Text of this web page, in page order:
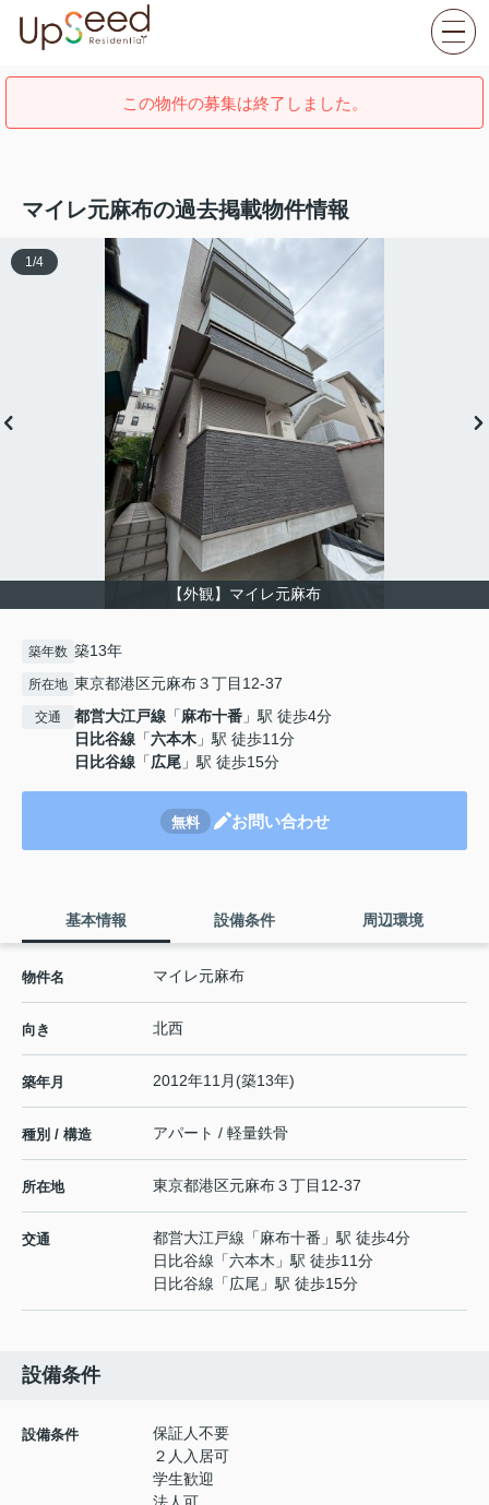
この物件の募集は終了しました。
マイレ元麻布の過去掲載物件情報
【外観】マイレ元麻布
1 /4
築年数 築13年
所在地 東京都港区元麻布３丁目12-37
交通 都営大江戸線 「麻布十番 」駅 徒歩4分
日比谷線 「六本木 」駅 徒歩11分
日比谷線 「広尾 」駅 徒歩15分
無料 お問い合わせ
基本情報 設備条件 周辺環境
物件名 マイレ元麻布
向き 北西
築年月 2012年11月(築13年)
種別 / 構造 アパート / 軽量鉄骨
所在地 東京都港区元麻布３丁目12-37
交通 都営大江戸線 「麻布十番 」駅 徒歩4分
日比谷線 「六本木 」駅 徒歩11分
日比谷線 「広尾 」駅 徒歩15分
設備条件
設備条件
保証人不要
２人入居可
学生歓迎